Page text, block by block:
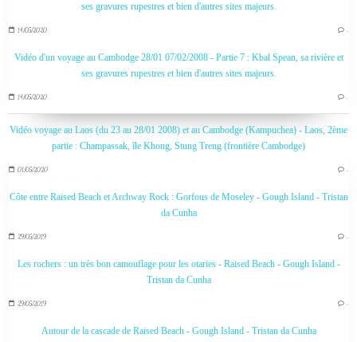
ses gravures rupestres et bien d'autres sites majeurs.
14/05/2020 …
Vidéo d'un voyage au Cambodge 28/01 07/02/2008 - Partie 7 : Kbal Spean, sa rivière et
ses gravures rupestres et bien d'autres sites majeurs.
14/05/2020 …
Vidéo voyage au Laos (du 23 au 28/01 2008) et au Cambodge (Kampuchea) - Laos, 2ème
partie : Champassak, île Khong, Stung Treng (frontière Cambodge)
01/05/2020 …
Côte entre Raised Beach et Archway Rock : Gorfous de Moseley - Gough Island - Tristan
da Cunha
29/05/2019 …
Les rochers : un très bon camouflage pour les otaries - Raised Beach - Gough Island -
Tristan da Cunha
29/05/2019 …
Autour de la cascade de Raised Beach - Gough Island - Tristan da Cunha